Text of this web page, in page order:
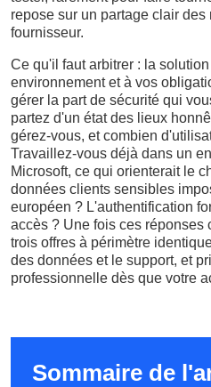
repose sur un partage clair
fournisseur.
Ce qu'il faut arbitrer : la
environnement et à vos
gérer la part de sécurité qui
partez d'un état des lieux
gérez-vous, et combien
Travaillez-vous déjà dans un
Microsoft, ce qui orienterait le
données clients sensibles
européen ? L'authentification
accès ? Une fois ces réponses
trois offres à périmètre
des données et le support, et
professionnelle dès que votre
Sommaire de